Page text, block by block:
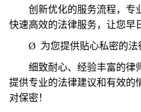
创新优化的服务流程，专
快速高效的法律服务，让您早
Ø 为您提供贴心私密的法
细致耐心、经验丰富的律
提供专业的法律建议和有效的
对保密！